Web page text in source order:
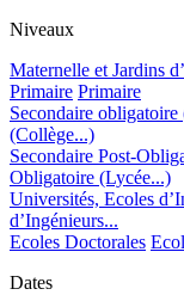
Niveaux
Maternelle et Jardins
Primaire Primaire
Secondaire
(Collège...)
Secondaire Post-
Obligatoire (Lycée...)
Universités, Ecoles
d’Ingénieurs...
Ecoles Doctorales
Dates